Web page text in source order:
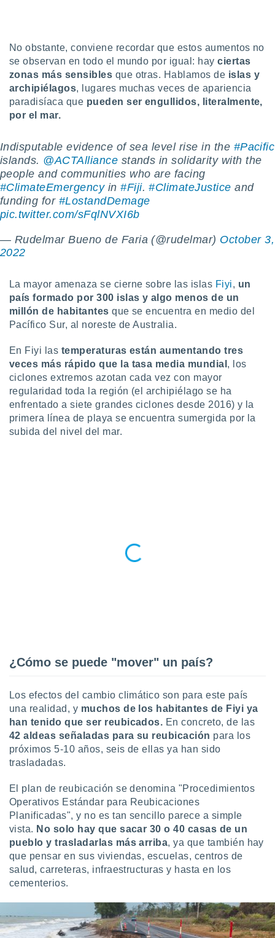
momento
en
en
de
un
datos
utilizar
uso de
la
contenido
medir el
el
del
publicidad
1199
No obstante, conviene recordar que estos aumentos no
se observan en todo el mundo por igual: hayciertas
zonas más sensibles que otras. Hablamos de islas y
archipiélagos, lugares muchas veces de apariencia
paradisíaca que pueden ser engullidos, literalmente,
por el mar.
Indisputable evidence of sea level rise in the #Pacific
islands. @ACTAlliance stands in solidarity with the
people and communities who are facing
#ClimateEmergencyin#Fiji.#ClimateJustice and
funding for #LostandDemage
pic.twitter.com/sFqlNVXI6b
— Rudelmar Bueno de Faria (@rudelmar) October 3,
2022
La mayor amenaza se cierne sobre las islas Fiyi, un
país formado por 300 islas y algo menos de un
millón de habitantes que se encuentra en medio del
Pacífico Sur, al noreste de Australia.
En Fiyi las temperaturas están aumentando tres
veces más rápido que la tasa media mundial ,
los
ciclones extremos azotan cada vez con mayor
regularidad toda la región (el archipiélago se ha
enfrentado a siete grandes ciclones desde 2016) y la
primera línea de playa se encuentra sumergida por la
subida del nivel del mar.
¿Cómo se puede "mover" un país?
Los efectos del cambio climático son para este país
una realidad, y muchos de los habitantes de Fiyi ya
han tenido que ser reubicados. En concreto, de las
42 aldeas señaladas para su reubicación para los
próximos 5-10 años, seis de ellas ya han sido
trasladadas.
El plan de reubicación se denomina "Procedimientos
Operativos Estándar para Reubicaciones
Planificadas", y no es tan sencillo parece a simple
vista. No solo hay que sacar 30 o 40 casas de un
pueblo y trasladarlas más arriba, ya que también hay
que pensar en sus viviendas, escuelas, centros de
salud, carreteras, infraestructuras y hasta en los
cementerios.